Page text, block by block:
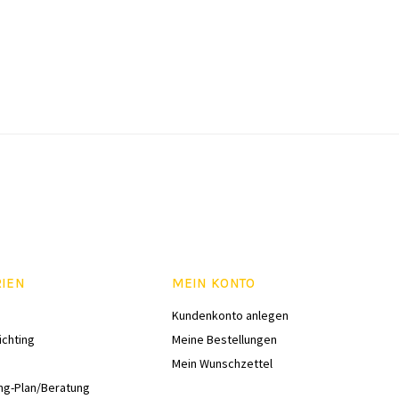
Plan/Beratung
MEIN KONTO
Kundenkonto anlegen
Meine Bestellungen
Mein Wunschzettel